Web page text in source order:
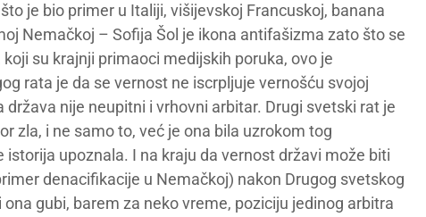
je bio primer u Italiji, višijevskoj Francuskoj, banana
Nemačkoj – Sofija Šol je ikona antifašizma zato što se
su krajnji primaoci medijskih poruka, ovo je
rata je da se vernost ne iscrpljuje vernošću svojoj
nije neupitni i vrhovni arbitar. Drugi svetski rat je
zla, i ne samo to, već je ona bila uzrokom tog
upoznala. I na kraju da vernost državi može biti
denacifikacije u Nemačkoj) nakon Drugog svetskog
gubi, barem za neko vreme, poziciju jedinog arbitra